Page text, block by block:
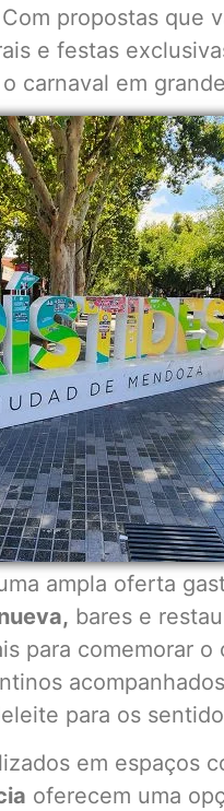
propostas que
e festas
carnaval em
ampla oferta
bares e
para comemorar o
para os
em espaços
oferecem uma